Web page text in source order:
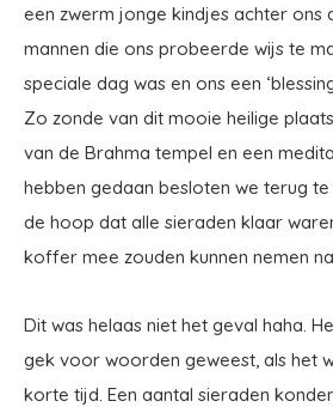
een zwerm jonge kindjes achter ons
mannen die ons probeerde wijs te
speciale dag was en ons een
Zo zonde van dit mooie heilige
van de Brahma tempel en een
hebben gedaan besloten we terug
de hoop dat alle sieraden klaar
koffer mee zouden kunnen nemen
Dit was helaas niet het geval haha.
gek voor woorden geweest, als het
korte tijd. Een aantal sieraden